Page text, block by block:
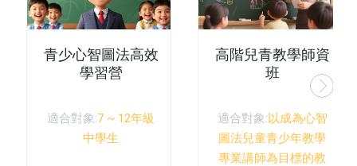
青少心智圖法高效
學習營
適合對象:7 ~ 12年級
中學生
高階兒青教學師資
班
適合對象:以成為心智
圖法兒童青少年教學
專業講師為目標的教